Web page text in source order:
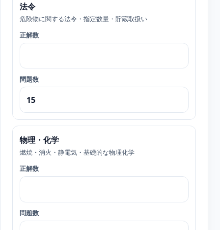
法令
危険物に関する法令・指定数量・貯蔵取扱い
正解数
問題数
物理・化学
燃焼・消火・静電気・基礎的な物理化学
正解数
問題数